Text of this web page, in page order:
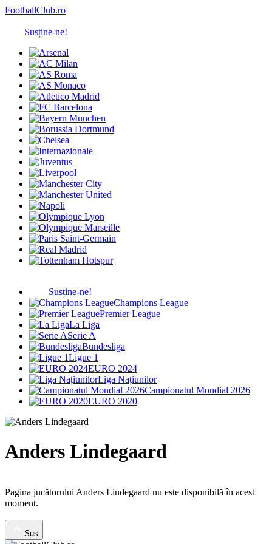
FootballClub.ro
Susține-ne!
Susține-ne!
Champions League
Premier League
La Liga
Serie A
Bundesliga
Ligue 1
EURO 2024
Liga Națiunilor
Campionatul Mondial 2026
EURO 2020
Anders Lindegaard
Pagina jucătorului Anders Lindegaard nu este disponibilă în acest
moment.
Sus